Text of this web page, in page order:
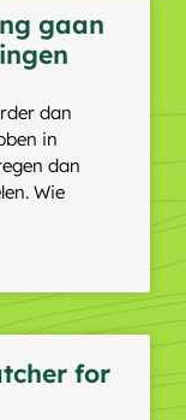
gaan
dan
in
dan
Wie
for